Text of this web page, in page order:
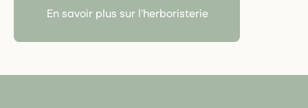
En savoir plus sur l'herboristerie